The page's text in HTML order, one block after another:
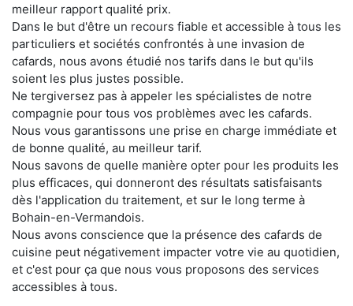
meilleur rapport qualité prix.
Dans le but d'être un recours fiable et accessible à tous les
particuliers et sociétés confrontés à une invasion de
cafards, nous avons étudié nos tarifs dans le but qu'ils
soient les plus justes possible.
Ne tergiversez pas à appeler les spécialistes de notre
compagnie pour tous vos problèmes avec les cafards.
Nous vous garantissons une prise en charge immédiate et
de bonne qualité, au meilleur tarif.
Nous savons de quelle manière opter pour les produits les
plus efficaces, qui donneront des résultats satisfaisants
dès l'application du traitement, et sur le long terme à
Bohain-en-Vermandois.
Nous avons conscience que la présence des cafards de
cuisine peut négativement impacter votre vie au quotidien,
et c'est pour ça que nous vous proposons des services
accessibles à tous.